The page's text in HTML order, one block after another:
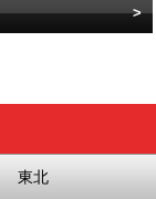
東北